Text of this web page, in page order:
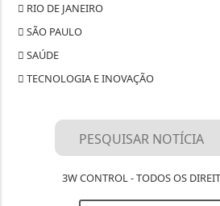
RIO DE JANEIRO
SÃO PAULO
SAÚDE
TECNOLOGIA E INOVAÇÃO
3W CONTROL - TODOS OS